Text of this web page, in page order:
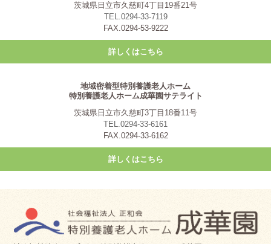
茨城県日立市久慈町4丁目19番21号
TEL.0294-33-7119
FAX.0294-53-9222
詳しくはこちら
地域密着型特別養護老人ホーム
特別養護老人ホーム成華園サテライト
茨城県日立市久慈町3丁目18番11号
TEL.0294-33-6161
FAX.0294-33-6162
詳しくはこちら